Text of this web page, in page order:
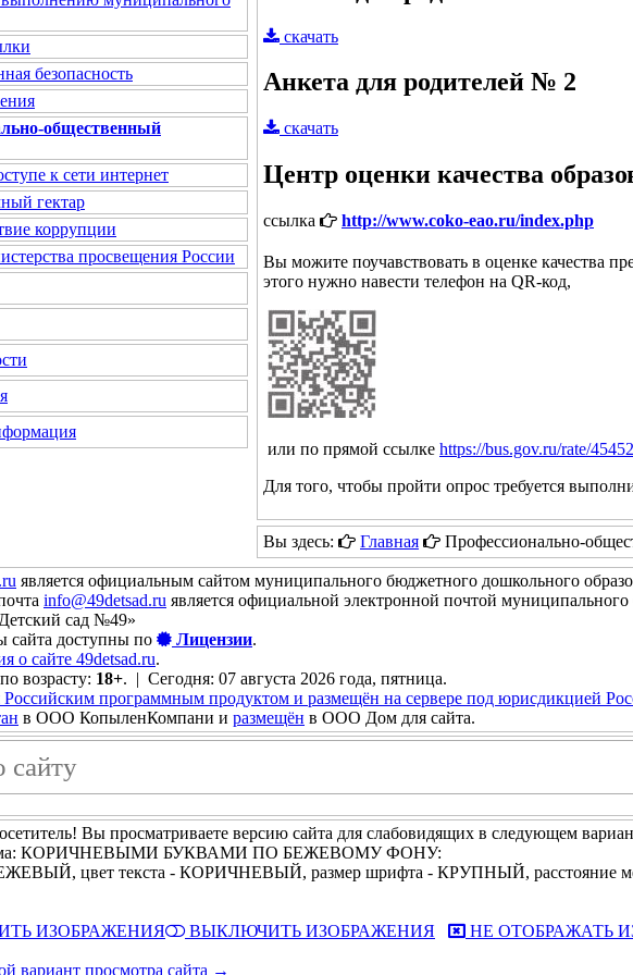
безопасность
общественный
к сети интернет
гектар
коррупции
просвещения России
скачать
Анкета для родителей № 2
скачать
Центр оценки качества
ссылка http://www.coko-eao.ru/index.php
Вы можите поучавствовать в оценке качества
этого нужно навести телефон на QR-код,
или по прямой ссылке https://bus.gov.ru/rate/
Для того, чтобы пройти опрос требуется
Вы здесь: Главная Профессионально-
является официальным сайтом муниципального бюджетного дошкольного
info@49detsad.ru является официальной электронной почтой
сад №49»
сайта доступны по
Лицензии.
о сайте 49detsad.ru.
возрасту: 18+. | Сегодня: 07 августа 2026 года, пятница.
Российским программным продуктом и размещён на сервере под юрисдикцией
в ООО КопыленКомпани и размещён в ООО Дом для сайта.
Вы просматриваете версию сайта для слабовидящих в следующем
КОРИЧНЕВЫМИ БУКВАМИ ПО БЕЖЕВОМУ ФОНУ:
цвет текста - КОРИЧНЕВЫЙ, размер шрифта - КРУПНЫЙ, расстояние
ИЗОБРАЖЕНИЯ ВЫКЛЮЧИТЬ ИЗОБРАЖЕНИЯ НЕ ОТОБРАЖАТЬ
вариант просмотра сайта →